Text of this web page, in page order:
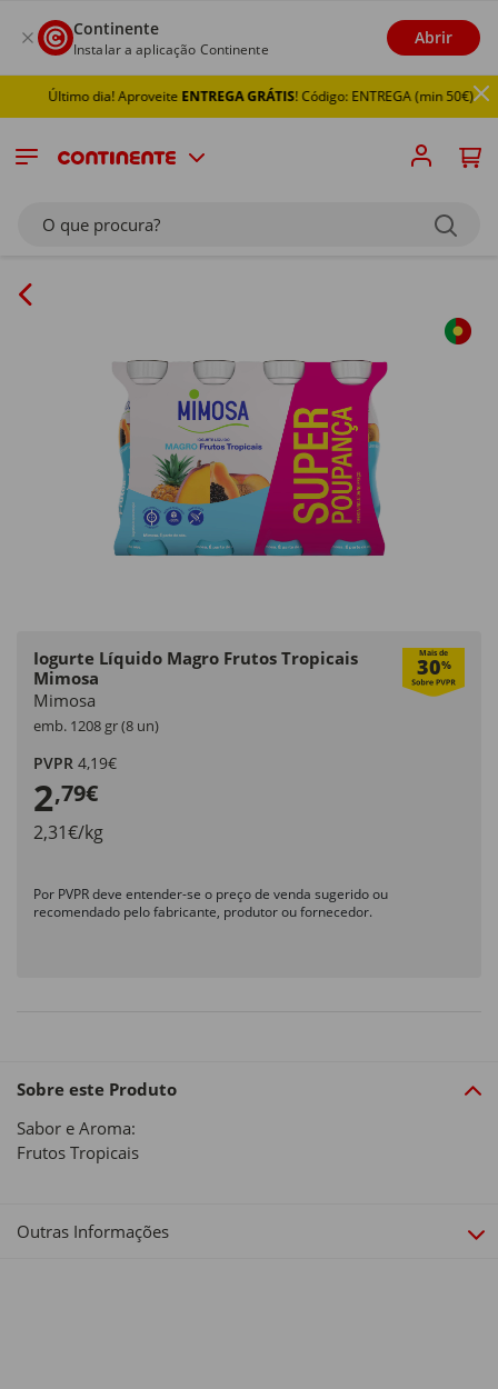
Continente
Instalar a aplicação Continente
Abrir
Último dia! AproveiteENTREGA GRÁTIS! Código: ENTREGA (min 50€)
O que procura?
Iogurte Líquido Magro Frutos Tropicais
Mimosa
Mais de
30%
Mimosa
emb. 1208 gr (8 un)
PVPR 4,19€
2,79€
2,31€/kg
Por PVPR deve entender-se o preço de venda sugerido ou
recomendado pelo fabricante, produtor ou fornecedor.
Sobre este Produto
Sabor e Aroma:
Frutos Tropicais
Outras Informações